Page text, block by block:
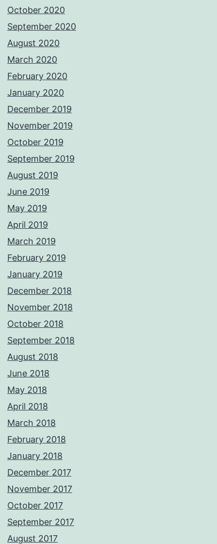
October 2020
September 2020
August 2020
March 2020
February 2020
January 2020
December 2019
November 2019
October 2019
September 2019
August 2019
June 2019
May 2019
April 2019
March 2019
February 2019
January 2019
December 2018
November 2018
October 2018
September 2018
August 2018
June 2018
May 2018
April 2018
March 2018
February 2018
January 2018
December 2017
November 2017
October 2017
September 2017
August 2017